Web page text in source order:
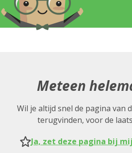
Meteen
Wil je altijd snel de pagina van
terugvinden, voor de
Ja, zet deze pagina bij